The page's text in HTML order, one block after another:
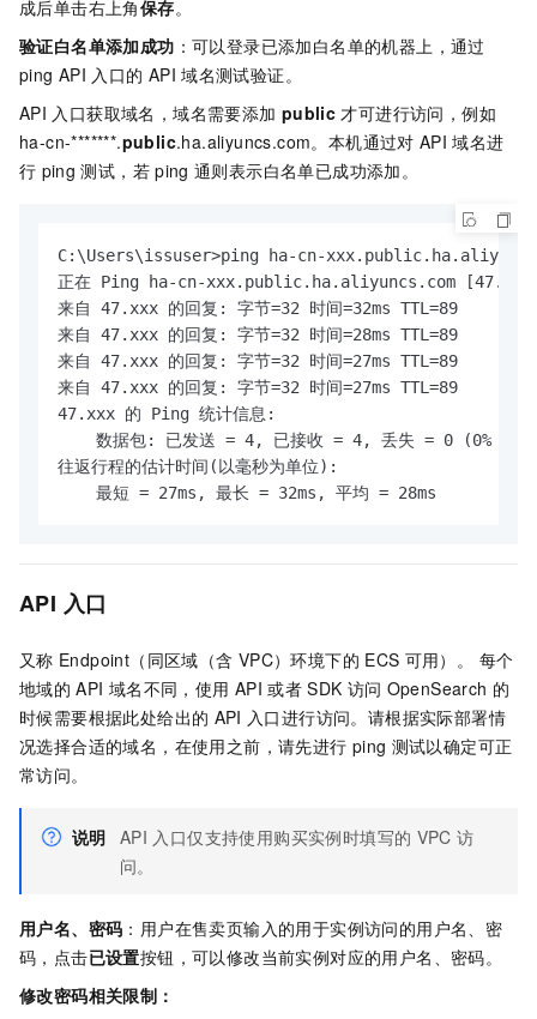
成后单击右上角保存。
验证白名单添加成功 ：可以登录已添加白名单的机器上，通过
ping API 入口的 API 域名测试验证。
API 入口获取域名，域名需要添加 public 才可进行访问，例如
ha-cn-*******.public.ha.aliyuncs.com。本机通过对 API 域名进
行 ping 测试，若 ping 通则表示白名单已成功添加。
C:\Users\issuser>ping ha-cn-
正在 Ping ha-cn-xxx.public.ha.aliyuncs.com [47.xxx]
来自 47.xxx 的回复: 字节=32 时间=32ms TTL=89
来自 47.xxx 的回复: 字节=32 时间=28ms TTL=89
来自 47.xxx 的回复: 字节=32 时间=27ms TTL=89
来自 47.xxx 的回复: 字节=32 时间=27ms TTL=89
47.xxx 的 Ping 统计信息:
数据包: 已发送 = 4, 已接收 = 4, 丢失 = 0 (0% 丢
往返行程的估计时间(以毫秒为单位):
    最短 = 27ms, 最长 = 32ms, 平均 = 28ms
API 入口
又称 Endpoint（同区域（含 VPC）环境下的 ECS 可用）。 每个
地域的 API 域名不同，使用 API 或者 SDK 访问 OpenSearch 的
时候需要根据此处给出的 API 入口进行访问。请根据实际部署情
况选择合适的域名，在使用之前，请先进行 ping 测试以确定可正
常访问。
说明 API 入口仅支持使用购买实例时填写的 VPC 访
问。
用户名、密码 ：用户在售卖页输入的用于实例访问的用户名、密
码，点击已设置按钮，可以修改当前实例对应的用户名、密码。
修改密码相关限制：